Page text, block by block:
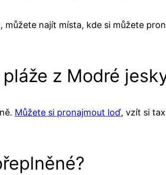
najít místa, kde si můžete
z Modré
Můžete si pronajmout loď, vzít si